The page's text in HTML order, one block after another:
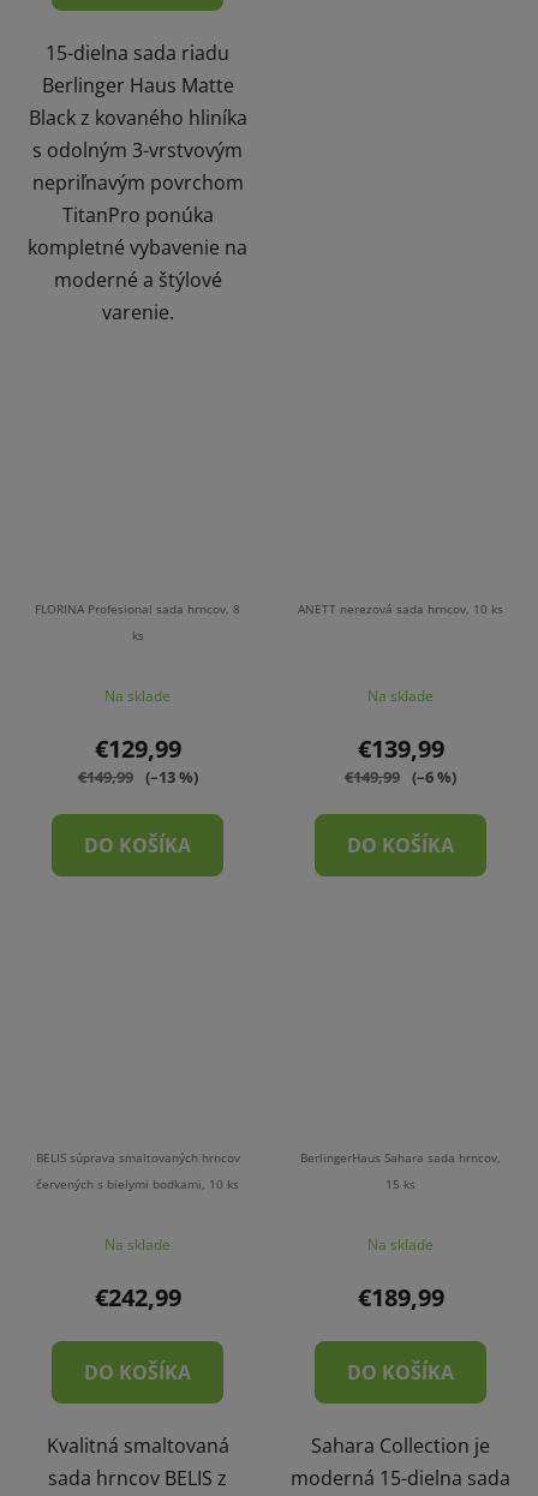
15-dielna sada riadu
Berlinger Haus Matte
Black z kovaného hliníka
s odolným 3-vrstvovým
nepriľnavým povrchom
TitanPro ponúka
kompletné vybavenie na
moderné a štýlové
varenie.
FLORINA Profesional sada hrncov, 8
ks
Na sklade
€129,99
€149,99 (–13 %)
DO KOŠÍKA
ANETT nerezová sada hrncov, 10 ks
Na sklade
€139,99
€149,99 (–6 %)
DO KOŠÍKA
BELIS súprava smaltovaných hrncov
červených s bielymi bodkami, 10 ks
Na sklade
€242,99
DO KOŠÍKA
Kvalitná smaltovaná
sada hrncov BELIS z
BerlingerHaus Sahara sada hrncov,
15 ks
Na sklade
€189,99
DO KOŠÍKA
Sahara Collection je
moderná 15-dielna sada